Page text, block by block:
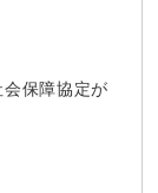
保障協定が